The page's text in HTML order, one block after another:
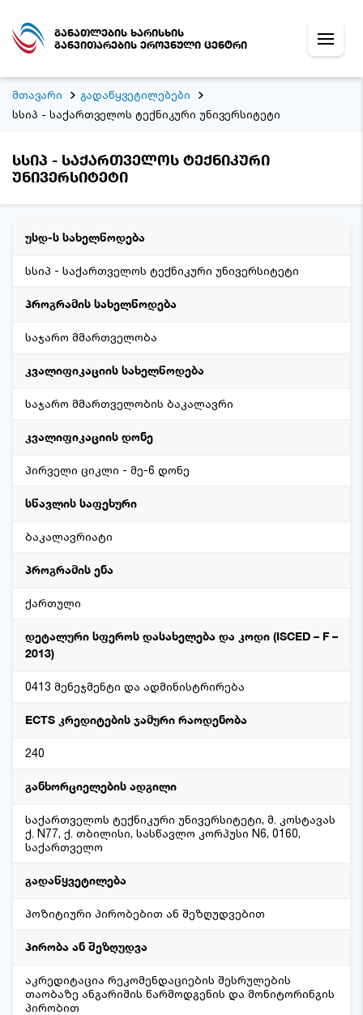
განათლების ხარისხის
განვითარების ეროვნული ცენტრი
მთავარი
გადაწყვეტილებები
სსიპ - საქართველოს ტექნიკური უნივერსიტეტი
სსიპ - საქართველოს ტექნიკური
უნივერსიტეტი
უსდ-ს სახელწოდება
სსიპ - საქართველოს ტექნიკური უნივერსიტეტი
პროგრამის სახელწოდება
საჯარო მმართველობა
კვალიფიკაციის სახელწოდება
საჯარო მმართველობის ბაკალავრი
კვალიფიკაციის დონე
პირველი ციკლი - მე-6 დონე
სწავლის საფეხური
ბაკალავრიატი
პროგრამის ენა
ქართული
დეტალური სფეროს დასახელება და კოდი (ISCED – F –
2013)
0413 მენეჯმენტი და ადმინისტრირება
ECTS კრედიტების ჯამური რაოდენობა
240
განხორციელების ადგილი
საქართველოს ტექნიკური უნივერსიტეტი, მ. კოსტავას
ქ. N77, ქ. თბილისი, სასწავლო კორპუსი N6, 0160,
საქართველო
გადაწყვეტილება
პოზიტიური პირობებით ან შეზღუდვებით
პირობა ან შეზღუდვა
აკრედიტაცია რეკომენდაციების შესრულების
თაობაზე ანგარიშის წარმოდგენის და მონიტორინგის
პირობით